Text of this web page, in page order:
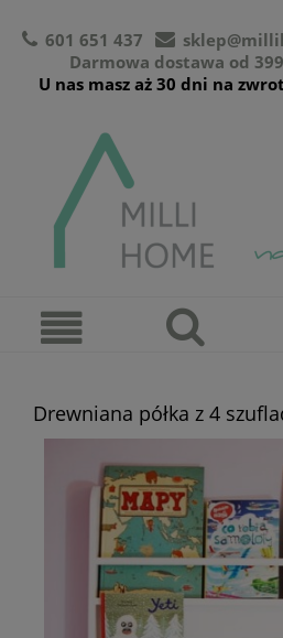
601 651 437
Darmowa dostawa od
U nas masz aż 30 dni na
Drewniana półka z 4